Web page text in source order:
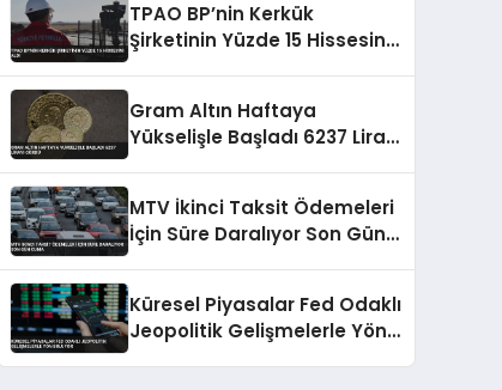
TPAO BP’nin Kerkük
Şirketinin Yüzde 15 Hissesini
Gram Altın Haftaya
Yükselişle Başladı 6237 Lirayı
MTV İkinci Taksit Ödemeleri
İçin Süre Daralıyor Son Gün
Küresel Piyasalar Fed Odaklı
Jeopolitik Gelişmelerle Yön